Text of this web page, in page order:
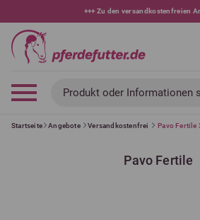
+++ 10 % bei
Produkt oder Informationen
Startseite Angebote Versandkostenfrei Pavo Fertile
Pavo Fertile